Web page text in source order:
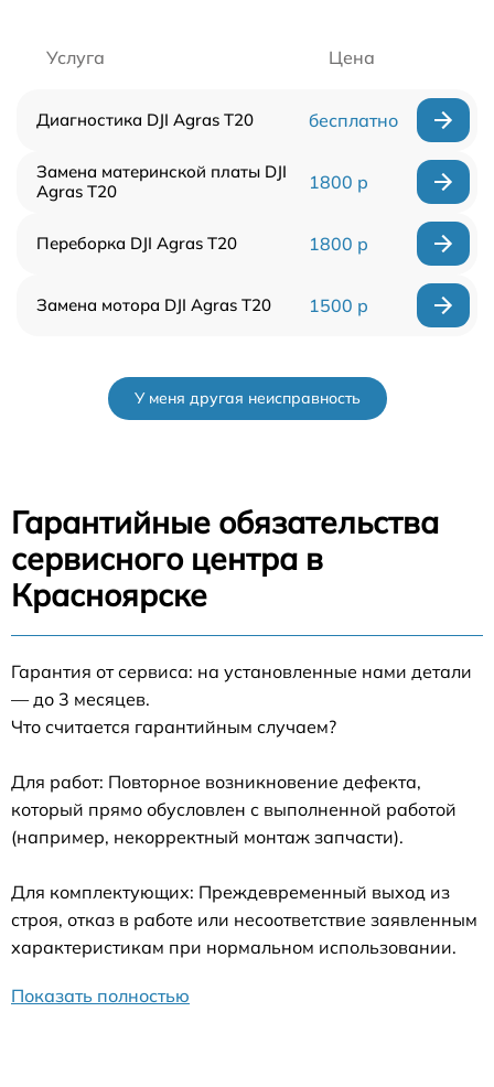
Услуга Цена
Диагностика DJI Agras T20 бесплатно
Замена материнской платы DJI
Agras T20
1800 р
Переборка DJI Agras T20 1800 р
Замена мотора DJI Agras T20 1500 р
У меня другая неисправность
Гарантийные обязательства
сервисного центра в
Красноярске
Гарантия от сервиса: на установленные нами детали
— до 3 месяцев.
Что считается гарантийным случаем?
Для работ: Повторное возникновение дефекта,
который прямо обусловлен с выполненной работой
(например, некорректный монтаж запчасти).
Для комплектующих: Преждевременный выход из
строя, отказ в работе или несоответствие заявленным
характеристикам при нормальном использовании.
Показать полностью